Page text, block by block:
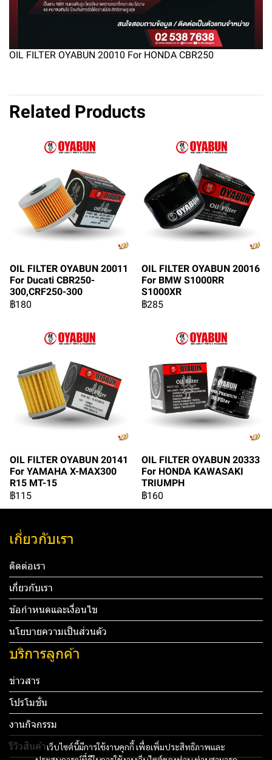
OIL FILTER OYABUN 20010 For HONDA CBR250
Related Products
OIL FILTER OYABUN 20011
For Ducati CBR250-
300,CRF250-300
฿180
OIL FILTER OYABUN 20016
For BMW S1000RR
S1000XR
฿285
OIL FILTER OYABUN 20141
For YAMAHA X-MAX300
R15 MT-15
฿115
OIL FILTER OYABUN 20333
For HONDA KAWASAKI
TRIUMPH
฿160
เว็บไซต์นี้มีการใช้งานคุกกี้ เพื่อเพิ่มประสิทธิภาพและ
เกี่ยวกับเรา
ติดต่อเรา
เกี่ยวกับเรา
ข้อกำหนดและเงื่อนไข
นโยบายความเป็นส่วนตัว
บริการลูกค้า
ข่าวสาร
โปรโมชั่น
งานกิจกรรม
รีวิวสินค้า